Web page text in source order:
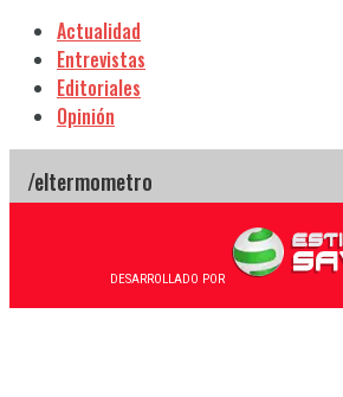
Actualidad
Entrevistas
Editoriales
Opinión
DESARROLLADO POR